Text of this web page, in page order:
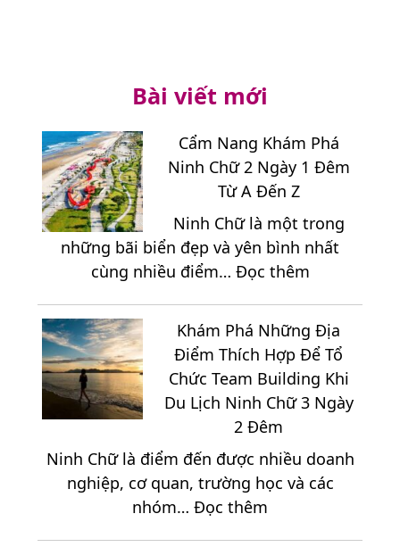
Bài viết mới
Cẩm Nang Khám Phá
Ninh Chữ 2 Ngày 1 Đêm
Từ A Đến Z
Ninh Chữ là một trong
những bãi biển đẹp và yên bình nhất
cùng nhiều điểm… Đọc thêm:
Nang
Khám
Phá
Ninh
Chữ
Ngày
1
Từ
Khám Phá Những Địa
Điểm Thích Hợp Để Tổ
Chức Team Building Khi
Du Lịch Ninh Chữ 3 Ngày
2 Đêm
Ninh Chữ là điểm đến được nhiều doanh
nghiệp, cơ quan, trường học và các
nhóm… Đọc thêm